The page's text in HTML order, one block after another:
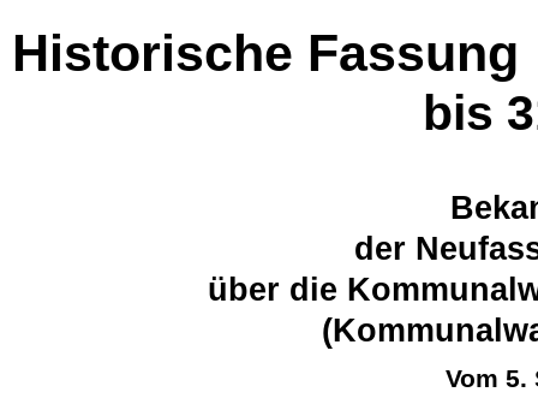
Historische Fassung
bis
der
über die
Vom 5.